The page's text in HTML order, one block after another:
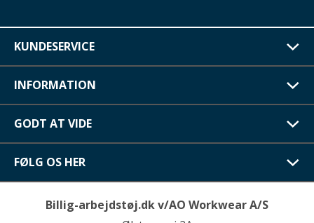
KUNDESERVICE
INFORMATION
GODT AT VIDE
FØLG OS HER
Billig-arbejdstøj.dk v/AO Workwear A/S